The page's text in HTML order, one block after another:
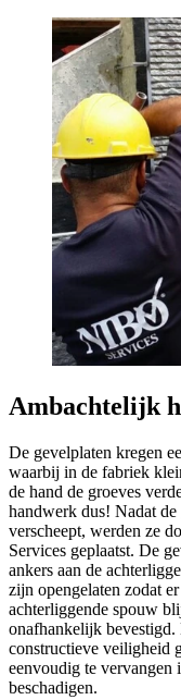
Ambachtelijk
De gevelplaten kregen
waarbij in de fabriek
de hand de groeves
handwerk dus! Nadat
verscheept, werden ze
Services geplaatst. De
ankers aan de
zijn opengelaten zodat
achterliggende spouw
onafhankelijk
constructieve veiligheid
eenvoudig te vervangen
beschadigen.